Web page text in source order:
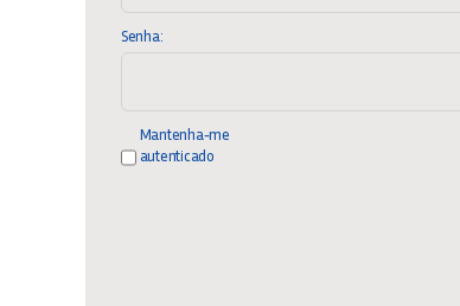
Senha:
Mantenha-me
autenticado